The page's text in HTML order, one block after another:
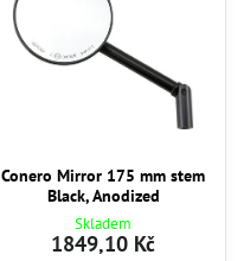
Conero Mirror 175 mm stem
Black, Anodized
Skladem
1849,10 Kč